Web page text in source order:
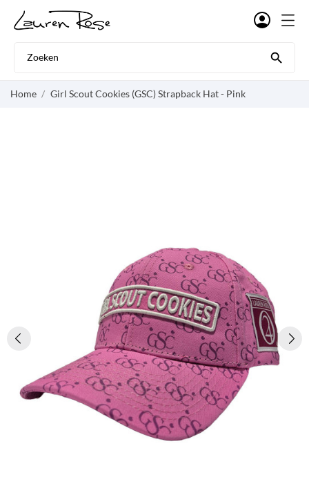

Home Girl Scout Cookies (GSC) Strapback Hat - Pink